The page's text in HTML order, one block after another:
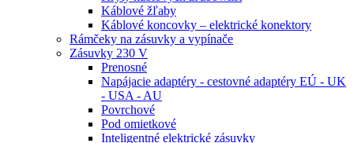
Káblové žľaby
Káblové koncovky – elektrické konektory
Rámčeky na zásuvky a vypínače
Zásuvky 230 V
Prenosné
Napájacie adaptéry - cestovné adaptéry EÚ - UK
- USA - AU
Povrchové
Pod omietkové
Inteligentné elektrické zásuvky